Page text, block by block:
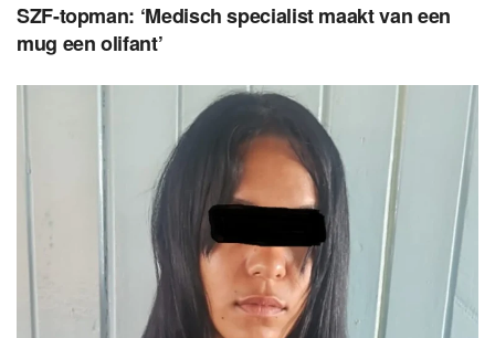
SZF-topman: ‘Medisch specialist maakt van een
mug een olifant’